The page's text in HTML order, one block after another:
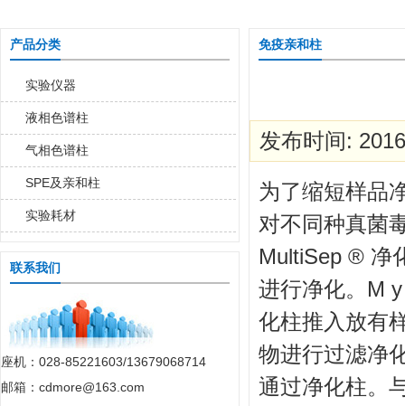
产品分类
实验仪器
液相色谱柱
气相色谱柱
SPE及亲和柱
实验耗材
联系我们
座机：028-85221603/13679068714
邮箱：cdmore@163.com
免疫亲和柱
发布时间:
为了缩短样品
对不同种真菌
MultiSep ® 净
进行净化。M
化柱推入放有
物进行过滤净
通过净化柱。